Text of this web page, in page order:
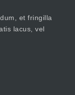
et fringilla
lacus, vel